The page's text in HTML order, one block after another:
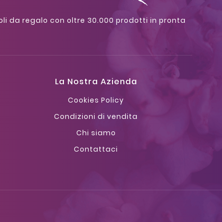
da regalo con oltre 30.000 prodotti in pronta
La Nostra Azienda
Cookies Policy
Condizioni di vendita
Chi siamo
Contattaci